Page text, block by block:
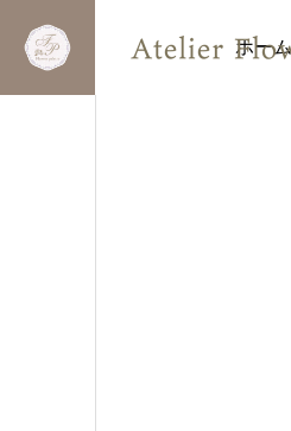
ホーム